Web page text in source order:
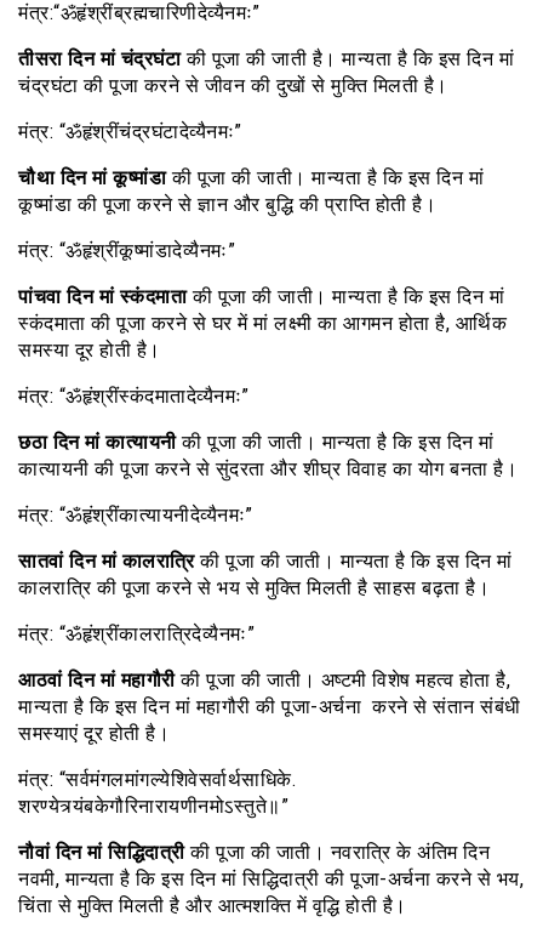
मंत्र:“ॐहृंश्रींब्रह्मचारिणीदेव्यैनमः”
तीसरा दिन मां चंद्रघंटाकी पूजा की जाती है। मान्यता है कि इस दिन मां
चंद्रघंटा की पूजा करने से जीवन की दुखों से मुक्ति मिलती है।
मंत्र: “ॐहृंश्रींचंद्रघंटादेव्यैनमः”
चौथा दिन मां कूष्मांडाकी पूजा की जाती। मान्यता है कि इस दिन मां
कूष्मांडा की पूजा करने से ज्ञान और बुद्धि की प्राप्ति होती है।
मंत्र: “ॐहृंश्रींकूष्मांडादेव्यैनमः”
पांचवा दिन मां स्कंदमाताकी पूजा की जाती। मान्यता है कि इस दिन मां
स्कंदमाता की पूजा करने से घर में मां लक्ष्मी का आगमन होता है, आर्थिक
समस्या दूर होती है।
मंत्र: “ॐहृंश्रींस्कंदमातादेव्यैनमः”
छठा दिन मां कात्यायनीकी पूजा की जाती। मान्यता है कि इस दिन मां
कात्यायनी की पूजा करने से सुंदरता और शीघ्र विवाह का योग बनता है।
मंत्र: “ॐहृंश्रींकात्यायनीदेव्यैनमः”
सातवां दिन मां कालरात्रिकी पूजा की जाती। मान्यता है कि इस दिन मां
कालरात्रि की पूजा करने से भय से मुक्ति मिलती है साहस बढ़ता है।
मंत्र: “ॐहृंश्रींकालरात्रिदेव्यैनमः”
आठवां दिन मां महागौरीकी पूजा की जाती। अष्टमी विशेष महत्व होता है,
मान्यता है कि इस दिन मां महागौरी की पूजा-अर्चना करने से संतान संबंधी
समस्याएं दूर होती है।
मंत्र: “सर्वमंगलमांगल्येशिवेसर्वार्थसाधिके.
शरण्येत्र्यंबकेगौरिनारायणीनमोऽस्तुते॥”
नौवां दिन मां सिद्धिदात्रीकी पूजा की जाती। नवरात्रि के अंतिम दिन
नवमी, मान्यता है कि इस दिन मां सिद्धिदात्री की पूजा-अर्चना करने से भय,
चिंता से मुक्ति मिलती है और आत्मशक्ति में वृद्धि होती है।